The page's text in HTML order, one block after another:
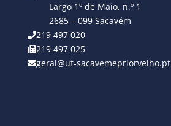
Largo 1º de Maio, n.º 1
2685 – 099 Sacavém
219 497 020
219 497 025
geral@uf-sacavemepriorvelho.pt